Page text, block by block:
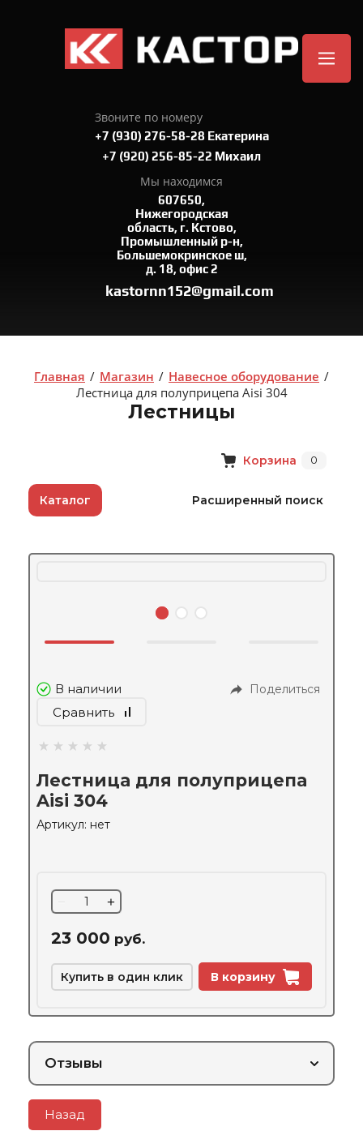
kastornn152@gmail.com
Мы находимся
607650,
Нижегородская
область, г. Кстово,
Промышленный р-н,
Большемокринское ш,
д. 18, офис 2
Звоните по номеру
+7 (930) 276-58-28 Екатерина
+7 (920) 256-85-22 Михаил
Главная / Магазин / Навесное оборудование /
Лестница для полуприцепа Aisi 304
Лестницы
Корзина 0
Каталог Расширенный поиск
В наличии Поделиться
Сравнить
Лестница для полуприцепа
Aisi 304
Артикул: нет
+
23 000 руб.
В корзину
Купить в один клик
Отзывы
Назад